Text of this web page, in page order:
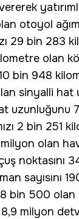
otoyol
29 bin 283
olan
bin 948
sinyalli hat
uzunluğunu
2 bin 251
milyon olan
noktasını
sayısını
bin 500
8,9 milyon